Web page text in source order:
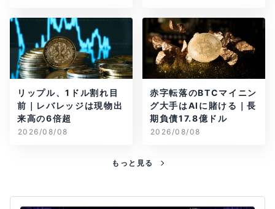
リップル、1ドル割れ目
前｜レバレッジは現物出
来高の6倍超
2026/08/08
赤字転落のBTCマイニン
グ大手はAIに賭ける｜長
期負債17.8億ドル
2026/08/08
もっと見る